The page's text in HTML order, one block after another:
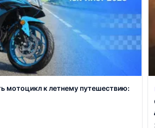
мотоцикл к летнему путешествию: